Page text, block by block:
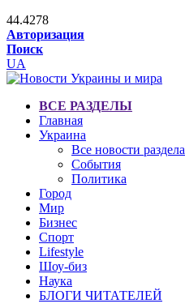
44.4278
Авторизация
Поиск
UA
ВСЕ РАЗДЕЛЫ
Главная
Украина
Все новости раздела
События
Политика
Город
Мир
Бизнес
Спорт
Lifestyle
Шоу-биз
Наука
БЛОГИ ЧИТАТЕЛЕЙ